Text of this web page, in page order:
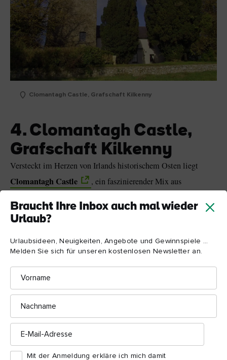
Braucht Ihre Inbox auch mal wieder
Urlaub?
Urlaubsideen, Neuigkeiten, Angebote und Gewinnspiele ...
Melden Sie sich für unseren kostenlosen Newsletter an.
Vorname
Nachname
E-
Mail-
Mit der Anmeldung erkläre ich mich damit
Clomantagh Castle, Grafschaft Kilkenny
4. Clomantagh Castle,
Grafschaft Kilkenny
Versteckt im Herzen von Irlands historischem Osten liegt
Clomantagh Castle
, ein faszinierender Mix aus
unterschiedlichen Stilen. Ein Teil ist ein mittelalterliches
Turmhaus, ein anderer ein Bauernhaus aus dem
19. Jahrhundert, und das Gebäude schmückt sich mit einem
das in einen der Steine geritzt wurde.
Im Laufe der Zeit hatte Clomantagh die verschiedensten
Besitzer, angefangen bei einem nichtsnutzigen Aristokraten
(ja, wir meinen den berüchtigten Piers Butler, 8. Earl of
Ormond) bis hin zum lokalen Tierarzt. Jetzt kann es von allen,
die gerne mal König oder Königin des Schlosses sein möchten,
gemietet werden.